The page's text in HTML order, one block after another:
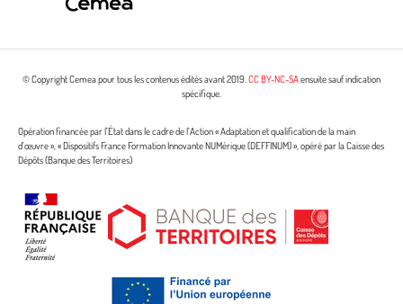
© Copyright Cemea pour tous les contenus édités avant 2019.CC BY-NC-SAensuite sauf indication
spécifique.
Opération financée par l’État dans le cadre de l’Action « Adaptation et qualification de la main
d’œuvre », « Dispositifs France Formation Innovante NUMérique (DEFFINUM) », opéré par la Caisse des
Dépôts (Banque des Territoires)